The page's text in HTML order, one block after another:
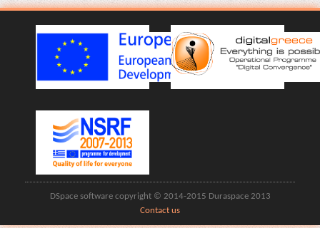
DSpace software copyright © 2014-2015 Duraspace 2013
Contact us